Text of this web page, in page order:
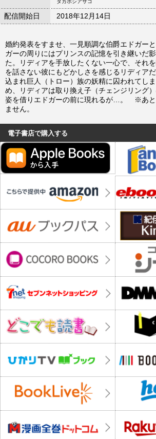
タカボシアサコ
配信開始日 2018年12月14日
婚約発表をすませ、一見順調な伯爵エドガー
ガーの周りにはプリンスの記憶を引き継いだ
た。リディアを手放したくない一心で、それ
を話さない彼にもどかしさを感じるリディア
込まれ巨人（トロー）族の妖精に囚われてし
め、リディアは取り換え子（チェンジリング
姿を借りエドガーの前に現れるが…。 ※あと
ません。
電子書店で購入する